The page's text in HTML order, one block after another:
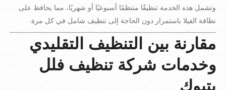
وتشمل هذه الخدمة تنظيفًا منتظمًا أسبوعيًا أو شهريًا، مما يحافظ على
نظافة الفيلا باستمرار دون الحاجة إلى تنظيف شامل في كل مرة.
مقارنة بين التنظيف التقليدي
وخدمات شركة تنظيف فلل
بتبوك